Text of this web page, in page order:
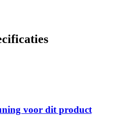
voor dit product